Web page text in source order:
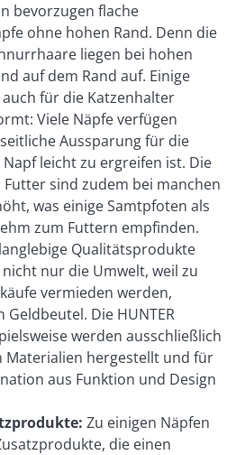
bevorzugen flache
ohne hohen Rand. Denn die
liegen bei hohen
auf dem Rand auf. Einige
für die Katzenhalter
Viele Näpfe verfügen
Aussparung für die
leicht zu ergreifen ist. Die
Futter sind zudem bei manchen
was einige Samtpfoten als
zum Futtern empfinden.
Qualitätsprodukte
nur die Umwelt, weil zu
vermieden werden,
Die HUNTER
werden ausschließlich
Materialien hergestellt und für
aus Funktion und Design
Zu einigen Näpfen
die einen